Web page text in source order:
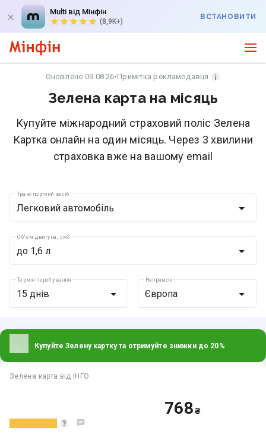
Multi від Мінфін
(8,9K+)
ВСТАНОВИТИ
Оновлено 09.08.26•Примітка рекламодавця
Зелена карта на місяць
Купуйте міжнародний страховий поліс Зелена
Картка онлайн на один місяць. Через 3 хвилини
страховка вже на вашому email
Легковий автомобіль
Транспортний засіб
до 1,6 л
Об'єм двигуна, см3
15 днів
Термін перебування
Європа
Напрямок
Купуйте Зелену картку та отримуйте знижки до 20%
Зелена карта від ІНГО
768₴